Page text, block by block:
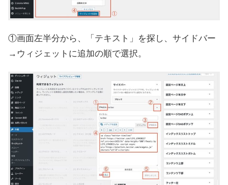
①画面左半分から、「テキスト」を探し、サイドバー
→ウィジェットに追加の順で選択。